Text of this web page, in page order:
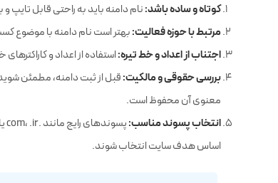
کوتاه و ساده باشد:نام دامنه باید به راحتی قابل تایپ
مرتبط با حوزه فعالیت:بهتر است نام دامنه با موضوع
اجتناب از اعداد و خط تیره:استفاده از اعداد و
بررسی حقوقی و مالکیت:قبل از ثبت دامنه، مطمئن
معنوی آن محفوظ است.
انتخاب پسوند مناسب:
اساس هدف سایت انتخاب شوند.